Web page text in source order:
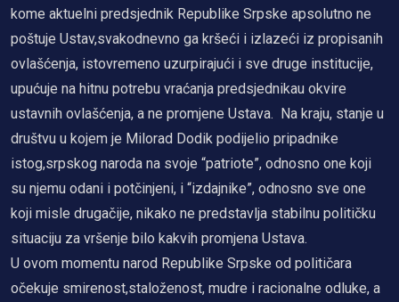
kome aktuelni predsjednik Republike Srpske apsolutno ne
poštuje Ustav,svakodnevno ga kršeći i izlazeći iz propisanih
ovlašćenja, istovremeno uzurpirajući i sve druge institucije,
upućuje na hitnu potrebu vraćanja predsjednikau okvire
ustavnih ovlašćenja, a ne promjene Ustava. Na kraju, stanje u
društvu u kojem je Milorad Dodik podijelio pripadnike
istog,srpskog naroda na svoje “patriote”, odnosno one koji
su njemu odani i potčinjeni, i “izdajnike”, odnosno sve one
koji misle drugačije, nikako ne predstavlja stabilnu političku
situaciju za vršenje bilo kakvih promjena Ustava.
U ovom momentu narod Republike Srpske od političara
očekuje smirenost,staloženost, mudre i racionalne odluke, a